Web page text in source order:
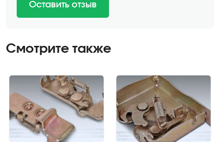
Оставить отзыв
Смотрите также